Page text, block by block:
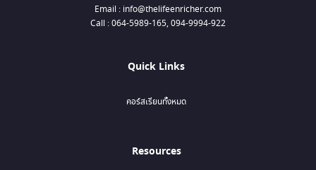
Email : info@thelifeenricher.com
Call : 064-5989-165, 094-9994-922
Quick Links
คอร์สเรียนทั้งหมด
Resources